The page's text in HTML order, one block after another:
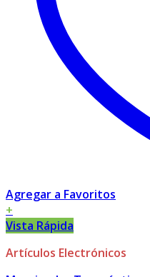
Agregar a Favoritos
+
Vista Rápida
Artículos Electrónicos